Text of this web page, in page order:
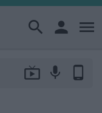
search person menu
live_tv mic phone_android